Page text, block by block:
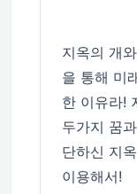
지옥의 개
을 통해 미
한 이유라!
두가지 꿈
단하신 지
이용해서!